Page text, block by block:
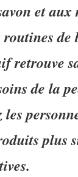
et aux
de
retrouve
de la
plus